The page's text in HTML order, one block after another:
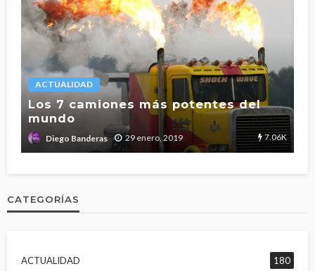
ACTUALIDAD
Los 7 camiones más potentes del
mundo
Diego Banderas 29 enero, 2019 7.06K
CATEGORÍAS
ACTUALIDAD 180